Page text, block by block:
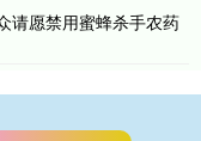
请愿禁用蜜蜂杀手农药